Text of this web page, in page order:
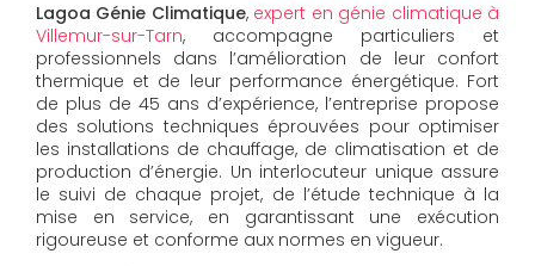
Lagoa Génie Climatique, expert en génie climatique à
Villemur-sur-Tarn, accompagne particuliers et
professionnels dans l’amélioration de leur confort
thermique et de leur performance énergétique. Fort
de plus de 45 ans d’expérience, l’entreprise propose
des solutions techniques éprouvées pour optimiser
les installations de chauffage, de climatisation et de
production d’énergie. Un interlocuteur unique assure
le suivi de chaque projet, de l’étude technique à la
mise en service, en garantissant une exécution
rigoureuse et conforme aux normes en vigueur.